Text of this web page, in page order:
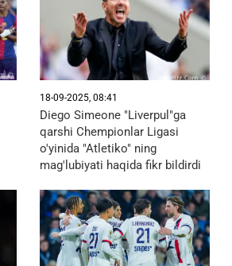
18-09-2025, 08:41
Diego Simeone "Liverpul"ga
qarshi Chempionlar Ligasi
o'yinida "Atletiko" ning
mag'lubiyati haqida fikr bildirdi